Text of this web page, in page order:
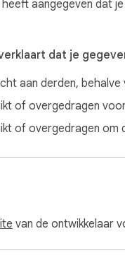
aangegeven dat
dat je
aan derden, behalve
of overgedragen
of overgedragen om
van de ontwikkelaar